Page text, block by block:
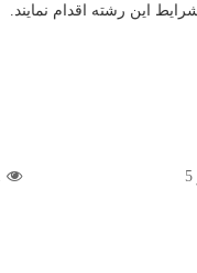
این رشته اقدام نمایند.
5